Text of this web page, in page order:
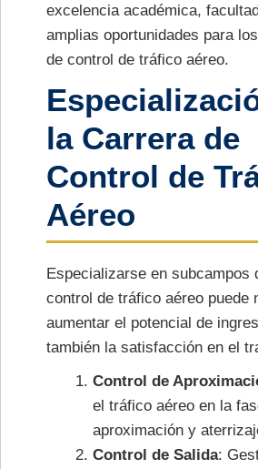
excelencia académica,
amplias oportunidades para
de control de tráfico aéreo.
la Carrera de
Control de
Aéreo
Especializarse en subcampos
control de tráfico aéreo puede
aumentar el potencial de
también la satisfacción en el
Control de
el tráfico aéreo en la
aproximación y
Control de Salida: